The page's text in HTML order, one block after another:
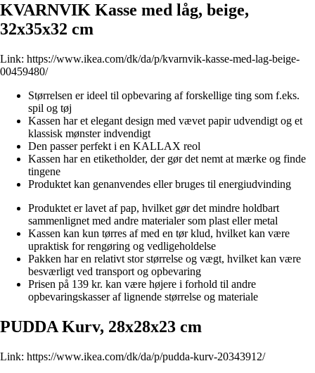
KVARNVIK Kasse med låg, beige,
32x35x32 cm
Link: https://www.ikea.com/dk/da/p/kvarnvik-kasse-med-lag-beige-
00459480/
Størrelsen er ideel til opbevaring af forskellige ting som f.eks.
spil og tøj
Kassen har et elegant design med vævet papir udvendigt og et
klassisk mønster indvendigt
Den passer perfekt i en KALLAX reol
Kassen har en etiketholder, der gør det nemt at mærke og finde
tingene
Produktet kan genanvendes eller bruges til energiudvinding
Produktet er lavet af pap, hvilket gør det mindre holdbart
sammenlignet med andre materialer som plast eller metal
Kassen kan kun tørres af med en tør klud, hvilket kan være
upraktisk for rengøring og vedligeholdelse
Pakken har en relativt stor størrelse og vægt, hvilket kan være
besværligt ved transport og opbevaring
Prisen på 139 kr. kan være højere i forhold til andre
opbevaringskasser af lignende størrelse og materiale
PUDDA Kurv, 28x28x23 cm
Link: https://www.ikea.com/dk/da/p/pudda-kurv-20343912/